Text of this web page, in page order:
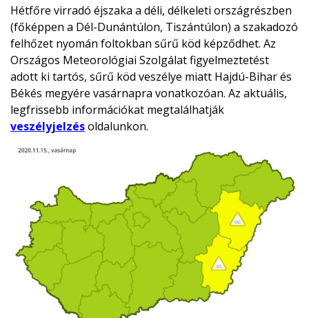
Hétfőre virradó éjszaka a déli, délkeleti országrészben
(főképpen a Dél-Dunántúlon, Tiszántúlon) a szakadozó
felhőzet nyomán foltokban sűrű köd képződhet. Az
Országos Meteorológiai Szolgálat figyelmeztetést
adott ki tartós, sűrű köd veszélye miatt Hajdú-Bihar és
Békés megyére vasárnapra vonatkozóan. Az aktuális,
legfrissebb információkat megtalálhatják
veszélyjelzésoldalunkon.